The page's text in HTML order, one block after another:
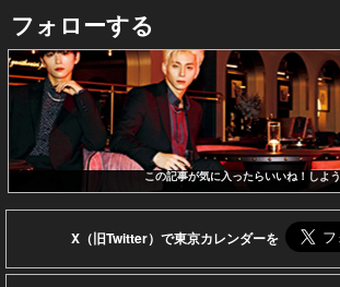
フォローする
この記事が気に入ったらいいね！しよう
X（旧Twitter）で東京カレンダーを